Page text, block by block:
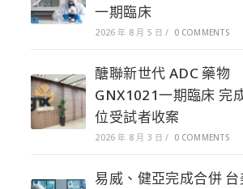
一期臨床
2026 年 8 月 5 日 / 0 COMMENTS
醣聯新世代 ADC 藥物
GNX1021一期臨床 完
位受試者收案
2026 年 8 月 3 日 / 0 COMMENTS
易威、健亞完成合併 台